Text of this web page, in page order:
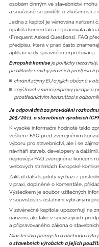
osobám činným ve stavebnictví
a současně se podělit o zkušenosti z
Jedna z kapitol je věnována nařízení
opatřila komentáři a zapracovala
(Frequent Asked Questions). FAQ
předpisu, která v praxi často
aplikaci vždy správně interpretována.
Evropská komiseje politicky
předkládá návrhy právních předpisů k
chránit zájmy EU a jejích občanů v
zajišťovat v rámci přípravy předpisů
prostřednictvím konzultací s
Je odpovědná za provádění
305/2011, o stavebních výrobcích
K vysoké informační hodnotě takto
veškeré FAQ před zveřejněním
výboru pro stavebnictví, ale i se
návrháři staveb, developery a
nejnovější FAQ zveřejněné koncem
webových stránkách Evropské
Základ další kapitoly vychází z
v praxi, doplněné o komentáře,
Výsledkem je soubor užitečných
v souvislosti s ostatními vybranými
V závěrečné kapitole upozorňuji na
nařízení, ale také v souvisejících
a připravovaného zákona o
Ministerstvo průmyslu a obchodu bylo
o stavebních výrobcích a jejich